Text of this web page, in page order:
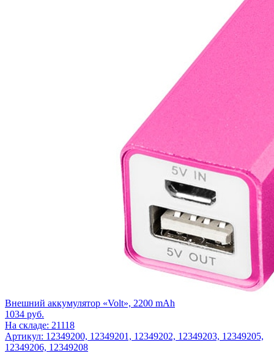
Внешний аккумулятор «Volt», 2200 mAh
1034 руб.
На складе: 21118
Артикул: 12349200, 12349201, 12349202, 12349203, 12349205,
12349206, 12349208